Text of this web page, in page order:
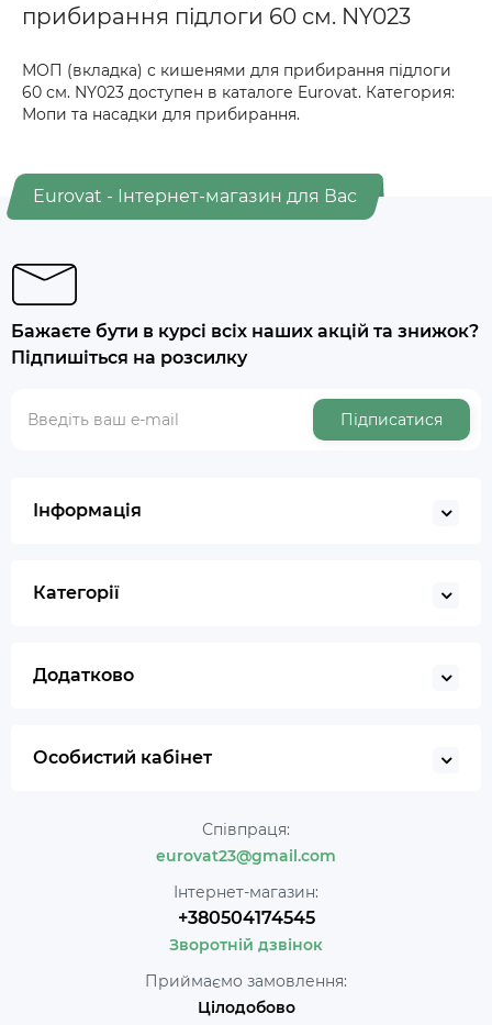
прибирання підлоги 60 см. NY023
МОП (вкладка) с кишенями для прибирання підлоги
60 см. NY023 доступен в каталоге Eurovat. Категория:
Мопи та насадки для прибирання.
Eurovat - Інтернет-магазин для Вас
Бажаєте бути в курсі всіх наших акцій та знижок?
Підпишіться на розсилку
Підписатися
Інформація
Категорії
Додатково
Особистий кабінет
Співпраця:
eurovat23@gmail.com
Інтернет-магазин:
+380504174545
Зворотній дзвінок
Приймаємо замовлення:
Цілодобово